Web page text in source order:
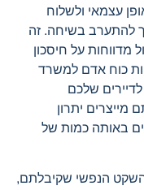
באופן עצמאי ולשלוח
להתערב בשיחה. זה
מדווחות על חיסכון
בעלויות כוח אדם למשרד
שלכם
מייצרים יתרון
באותה כמות של
הנפשי שקיבלתם,